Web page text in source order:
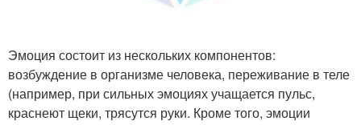
Эмоция состоит из нескольких компонентов:
возбуждение в организме человека, переживание в теле
(например, при сильных эмоциях учащается пульс,
краснеют щеки, трясутся руки. Кроме того, эмоции